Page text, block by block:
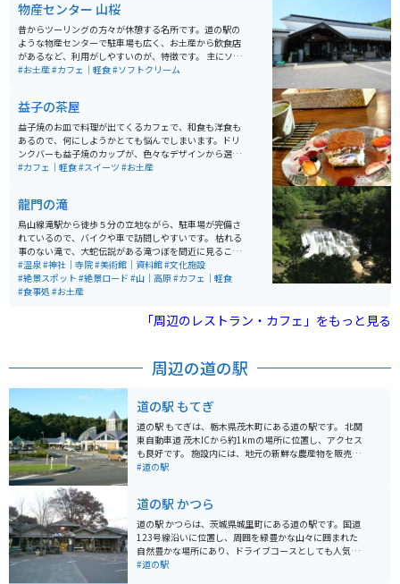
物産センター 山桜
昔からツーリングの方々が休憩する名所です。道の駅の
ような物産センターで駐車場も広く、お土産から飲食店
があるなど、利用がしやすいのが、特徴です。 主にソフ
トクリーム屋とお土産屋が人気があり、口コミなどで集
キットと国道6号がつながっており、車やバイクのレー
ス観戦を目的に来る人もかなり多いです。
#お土産#カフェ｜軽食#ソフトクリーム
益子の茶屋
益子焼のお皿で料理が出てくるカフェで、和食も洋食も
あるので、何にしようかとても悩んでしまいます。ドリ
ンクバーも益子焼のカップが、色々なデザインから選べ
て、紅茶からコーヒー、ジュースもあれば、コーンポタ
ザートも色々ありますが、カボチャプリンがとても美味
しいです。
#カフェ｜軽食#スイーツ #お土産
龍門の滝
烏山線滝駅から徒歩５分の立地ながら、駐車場が完備さ
れているので、バイクや車で訪問しやすいです。 枯れる
事のない滝で、大蛇伝説がある滝つぼを間近に見ること
ができます。ふるさと民芸館が隣接されており、龍にま
つわる伝承や伝説の龍について知ることができます。
#温泉#神社｜寺院#美術館｜資料館#文化施設
#絶景スポット #絶景ロード #山｜高原#カフェ｜軽食
#食事処 #お土産
「周辺のレストラン・カフェ」をもっと見る
周辺の道の駅
道の駅 もてぎ
道の駅 もてぎは、栃木県茂木町にある道の駅です。 北関
東自動車道 茂木ICから約1kmの場所に位置し、アクセス
も良好です。 施設内には、地元の新鮮な農産物を販売す
る農産物直売所や、地元の食材を使用した料理を提供す
も、ゆずを使った様々な商品が販売されています。 ま
た、道の駅 もてぎに隣接して、茂木町の観光情報発信拠
点である「情報館」や、地元の伝統工芸品を展示・販売
する「工芸館」などもあります。 バイクで訪れる場合、
道の駅 もてぎには、広々とした駐車場が完備されている
#道の駅
道の駅 かつら
道の駅 かつらは、茨城県城里町にある道の駅です。国道
123号線沿いに位置し、周囲を緑豊かな山々に囲まれた
自然豊かな場所にあり、ドライブコースとしても人気で
す。 地元の新鮮な野菜や果物をはじめ、特産品である
#道の駅